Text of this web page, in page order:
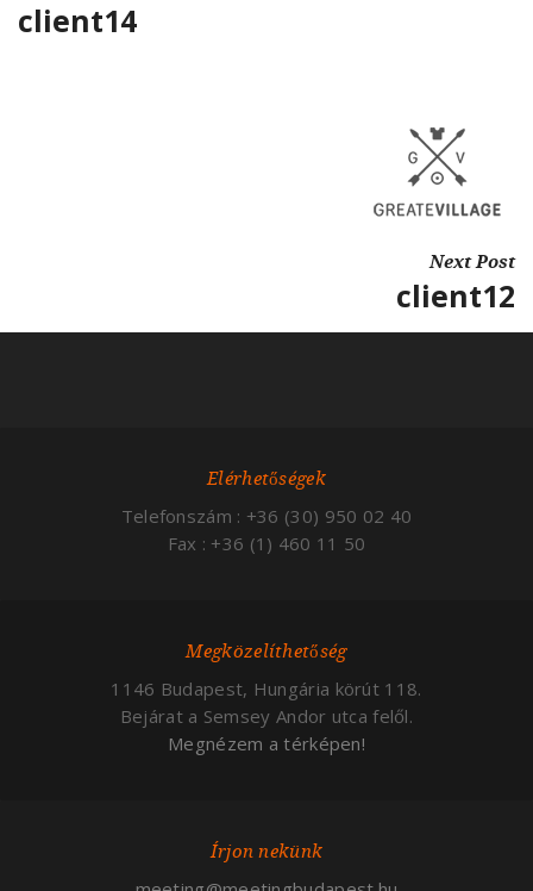
client14
Next Post
client12
Elérhetőségek
Telefonszám : +36 (30) 950 02 40
Fax : +36 (1) 460 11 50
Megközelíthetőség
1146 Budapest, Hungária körút 118.
Bejárat a Semsey Andor utca felől.
Megnézem a térképen!
Írjon nekünk